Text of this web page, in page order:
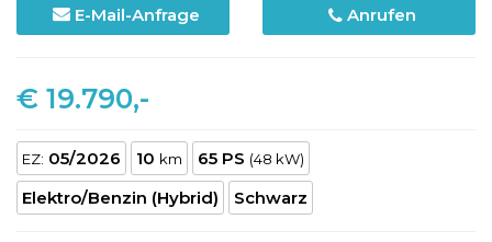
E-Mail-Anfrage Anrufen
€ 19.790,-
EZ: 05/2026 10 km 65 PS (48 kW)
Elektro/Benzin (Hybrid) Schwarz